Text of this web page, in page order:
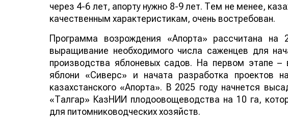
через 4-6 лет, апорту нужно 8-9 лет. Тем не менее,
качественным характеристикам, очень востребован.
Программа возрождения «Апорта» рассчитана на
выращивание необходимого числа саженцев для
производства яблоневых садов. На первом этапе
яблони «Сиверс» и начата разработка проектов
казахстанского «Апорта». В 2025 году начнется
«Талгар» КазНИИ плодоовощеводства на 10 га,
для питомниководческих хозяйств.